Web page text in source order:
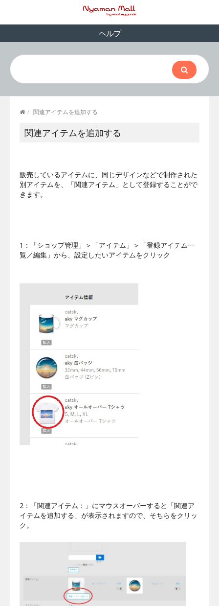
ヘルプ
/ 関連アイテムを追加する
関連アイテムを追加する
販売しているアイテムに、同じデザインなどで制作された
別アイテムを、「関連アイテム」として登録することがで
きます。
1：「ショップ管理」＞「アイテム」＞「登録アイテム一
覧／編集」から、設定したいアイテムをクリック
2：「関連アイテム：」にマウスオーバーすると「関連ア
イテムを追加する」が表示されますので、そちらをクリッ
ク。